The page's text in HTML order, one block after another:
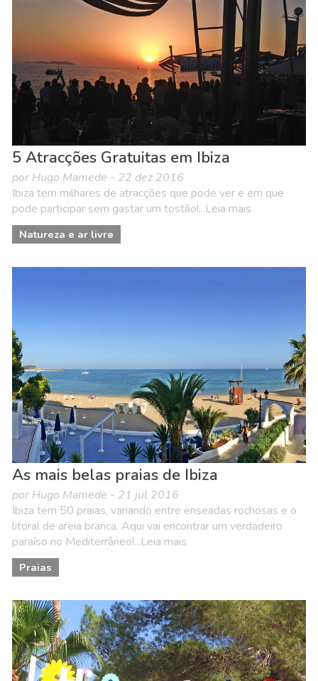
5 Atracções Gratuitas em Ibiza
por Hugo Mamede - 22 dez 2016
Ibiza tem milhares de atracções que pode ver e em que
pode participar sem gastar um tostão!...Leia mais
Natureza e ar livre
As mais belas praias de Ibiza
por Hugo Mamede - 21 jul 2016
Ibiza tem 50 praias, variando entre enseadas rochosas e o
litoral de areia branca. Aqui vai encontrar um verdadeiro
paraíso no Mediterrâneo!...Leia mais
Praias